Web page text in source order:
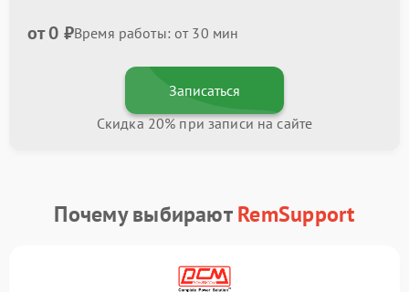
от 0 ₽Время работы: от 30 мин
Записаться
Скидка 20% при записи на сайте
Почему выбираютRemSupport